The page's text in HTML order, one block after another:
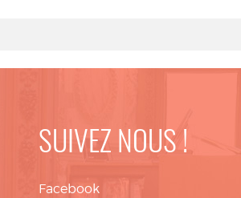
SUIVEZ NOUS !
Facebook